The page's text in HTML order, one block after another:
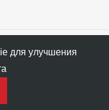
ПФ «АРС-Пром»
для улучшения